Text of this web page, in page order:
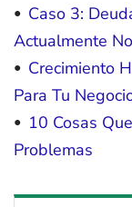
Caso 3:
Actualmente
Crecimiento
Para Tu
10 Cosas
Problemas